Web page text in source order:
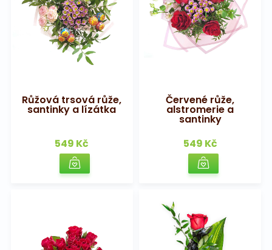
Růžová trsová růže,
santinky a lízátka
549 Kč
Červené růže,
alstromerie a
santinky
549 Kč